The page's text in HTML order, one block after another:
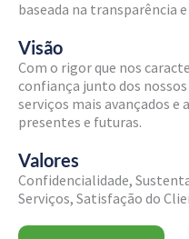
baseada na transparência
Visão
Com o rigor que nos
confiança junto dos
serviços mais avançados e
presentes e futuras.
Valores
Confidencialidade,
Serviços, Satisfação do